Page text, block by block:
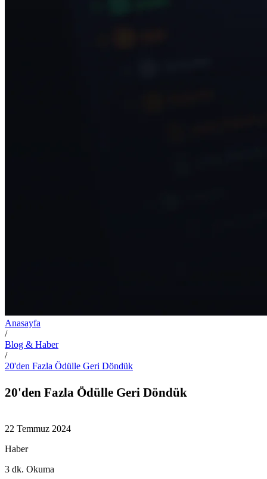
Anasayfa
/
Blog & Haber
/
20'den Fazla Ödülle Geri Döndük
20'den Fazla Ödülle Geri Döndük
22 Temmuz 2024
Haber
3 dk. Okuma